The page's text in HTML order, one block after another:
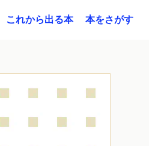
これから出る本 本をさがす